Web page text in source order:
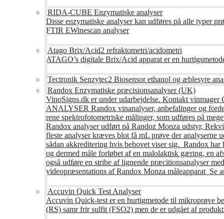
RIDA-CUBE Enzymatiske analyser
Disse enzymatiske analyser kan udføres på alle typer
FTIR EWinescan analyser
Atago Brix/Acid2 refraktometri/acidometri
ATAGO’s digitale Brix/Acid apparat er en
Tectronik Senzytec2 Biosensor ethanol og æblesyre
Randox Enzymatiske præcisionsanalyser (UK)
VinoSigns.dk er under udarbejdelse. Kontakt
ANALYSER Randox vinanalyser, anbefalinger og
rene spektrofotometriske målinger, som udføres på
Randox analyser udført på Randoz Monza udstyr,
fleste analyser kræves blot få mL prøve der analyserne
sådan akkreditering hvis behovet viser sig. Randox
og dermed måle forløbet af en malolaktisk gæring, en
også udføre en stribe af lignende præcitionsanalyser
videopræsentations af Randox Monza måleapparat
Accuvin Quick Test Analyser
Accuvin Quick-test er en hurtigmetode til mikroprøve
(RS) samr frir sulfit (FSO2) men de er udgået af